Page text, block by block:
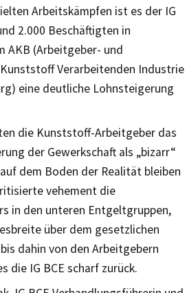
Arbeitskämpfen ist es der IG
2.000 Beschäftigten in
AKB (Arbeitgeber- und
Verarbeitenden Industrie
eine deutliche Lohnsteigerung
die Kunststoff-Arbeitgeber das
der Gewerkschaft als „bizarr“
dem Boden der Realität bleiben
vehement die
in den unteren Entgeltgruppen,
über dem gesetzlichen
dahin von den Arbeitgebern
die IG BCE scharf zurück.